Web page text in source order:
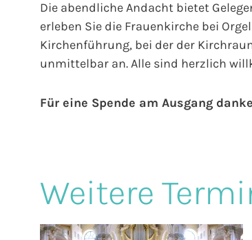
Die abendliche Andacht bietet
erleben Sie die Frauenkirche bei
Kirchenführung, bei der der
unmittelbar an. Alle sind herzlich
Für eine Spende am Ausgang
Weitere